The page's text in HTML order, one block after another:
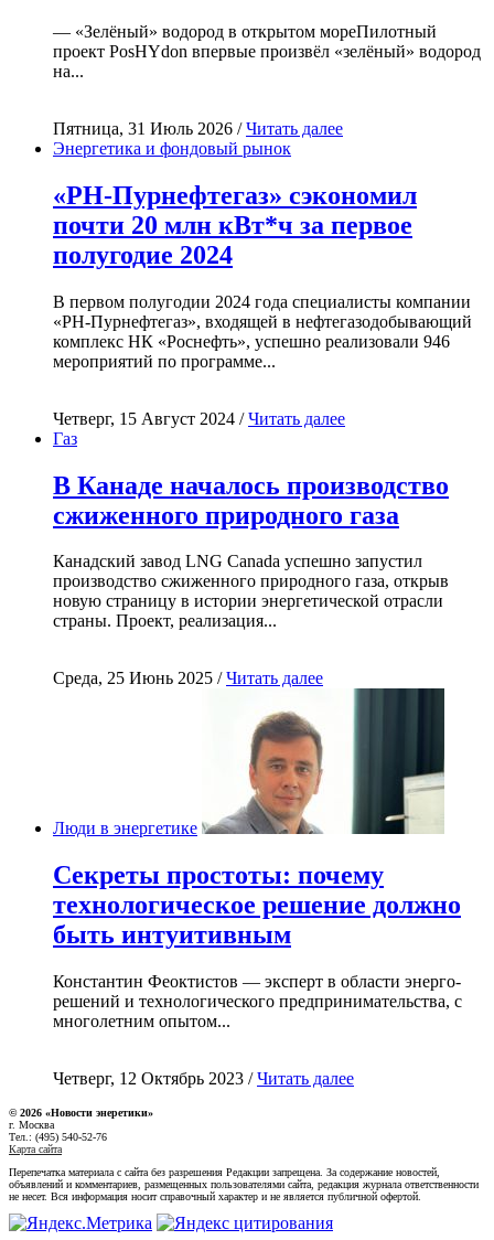
— «Зелёный» водород в открытом мореПилотный
проект PosHYdon впервые произвёл «зелёный» водород
на...
Пятница, 31 Июль 2026 /Читать далее
Энергетика и фондовый рынок
«РН-Пурнефтегаз» сэкономил
почти 20 млн кВт*ч за первое
полугодие 2024
В первом полугодии 2024 года специалисты компании
«РН-Пурнефтегаз», входящей в нефтегазодобывающий
комплекс НК «Роснефть», успешно реализовали 946
мероприятий по программе...
Четверг, 15 Август 2024 /Читать далее
Газ
В Канаде началось производство
сжиженного природного газа
Канадский завод LNG Canada успешно запустил
производство сжиженного природного газа, открыв
новую страницу в истории энергетической отрасли
страны. Проект, реализация...
Среда, 25 Июнь 2025 /Читать далее
Люди в энергетике
Секреты простоты: почему
технологическое решение должно
быть интуитивным
Константин Феоктистов — эксперт в области энерго-
решений и технологического предпринимательства, с
многолетним опытом...
Четверг, 12 Октябрь 2023 /Читать далее
© 2026 «Новости энеретики»
г. Москва
Тел.: (495) 540-52-76
Карта сайта
Перепечатка материала с сайта без разрешения Редакции запрещена. За содержание новостей,
объявлений и комментариев, размещенных пользователями сайта, редакция журнала ответственности
не несет. Вся информация носит справочный характер и не является публичной офертой.